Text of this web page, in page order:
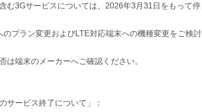
む3Gサービスについては、2026年3月31日をもって停
プラン変更およびLTE対応端末への機種変更をご検討
端末のメーカーへご確認ください。
サービス終了について」：